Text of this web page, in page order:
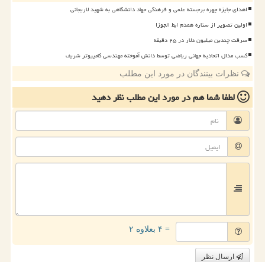
اهدای جایزه چهره برجسته علمی و فرهنگی جهاد دانشگاهی به شهید لاریجانی
اولین تصویر از ستاره همدم ابط الجوزا
سرقت چندین میلیون دلار در ۲۵ دقیقه
کسب مدال اتحادیه جهانی ریاضی توسط دانش آموخته مهندسی کامپیوتر شریف
نظرات بینندگان در مورد این مطلب
لطفا شما همدر مورد این مطلبنظر دهید
= ۴ بعلاوه ۲
ارسال نظر